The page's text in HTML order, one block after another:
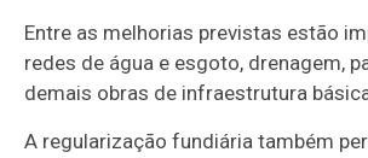
Entre as melhorias previstas estão
redes de água e esgoto, drenagem,
demais obras de infraestrutura
A regularização fundiária também